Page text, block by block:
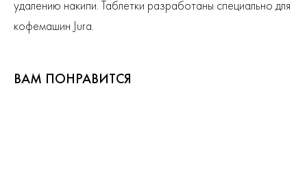
удалению накипи. Таблетки разработаны специально для
кофемашин Jura.
ВАМ ПОНРАВИТСЯ